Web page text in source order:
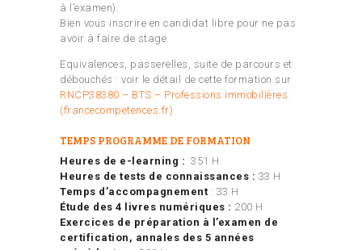
à l’examen).
Bien vous inscrire en candidat libre pour ne pas
avoir à faire de stage.
Equivalences, passerelles, suite de parcours et
débouchés : voir le détail de cette formation sur
RNCP38380 – BTS – Professions immobilières
(francecompetences.fr)
TEMPS PROGRAMME DE FORMATION
Heures de e-learning : 351 H
Heures de tests de connaissances : 33 H
Temps d’accompagnement : 33 H
Étude des 4 livres numériques : 200 H
Exercices de préparation à l’examen de
certification, annales des 5 années